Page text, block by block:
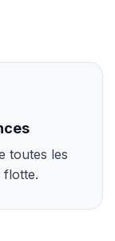
toutes les
flotte.